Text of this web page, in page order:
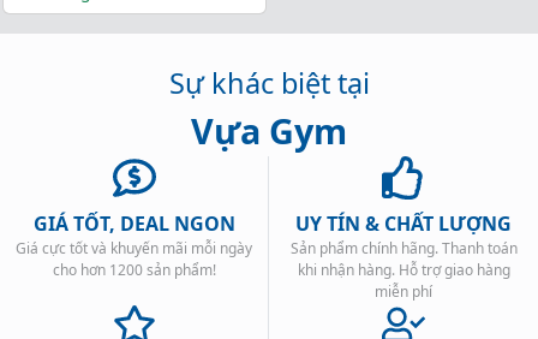
Sự khác biệt tại
Vựa Gym
GIÁ TỐT, DEAL NGON
Giá cực tốt và khuyến mãi mỗi ngày
cho hơn 1200 sản phẩm!
UY TÍN & CHẤT LƯỢNG
Sản phẩm chính hãng. Thanh toán
khi nhận hàng. Hỗ trợ giao hàng
miễn phí